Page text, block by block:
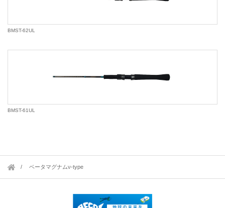
BMST-62UL
BMST-61UL
ベータマグナムν-type